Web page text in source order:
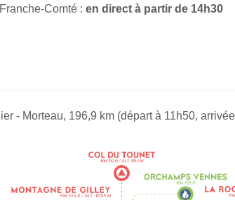
Comté : en direct à partir de 14h30
- Morteau, 196,9 km (départ à 11h50,